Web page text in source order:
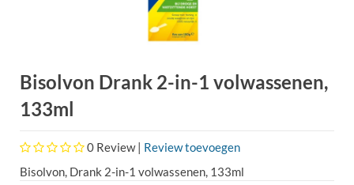
Bisolvon Drank 2-in-1 volwassenen,
133ml
0 Review | Review toevoegen
Bisolvon, Drank 2-in-1 volwassenen, 133ml